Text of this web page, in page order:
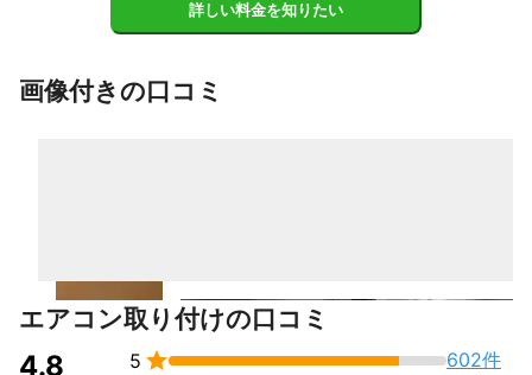
詳しい料金を知りたい
画像付きの口コミ
エアコン取り付けの口コミ
4.8 5 
602件